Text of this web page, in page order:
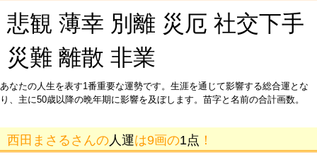
悲観 薄幸 別離 災厄 社交下手
災難 離散 非業
あなたの人生を表す1番重要な運勢です。生涯を通じて影響する総合運とな
り、主に50歳以降の晩年期に影響を及ぼします。苗字と名前の合計画数。
西田まさるさんの 人運は9画の1点 ！